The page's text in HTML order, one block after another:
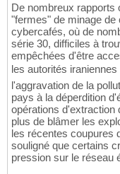
De nombreux rapports
"fermes" de minage
cybercafés, où de
série 30, difficiles à
empêchées d'être
les autorités iraniennes
l'aggravation de la
pays à la déperdition
opérations d'extraction
plus de blâmer les
les récentes coupures
souligné que certains
pression sur le réseau